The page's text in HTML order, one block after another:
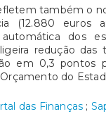
também o
(12.880 euros
automática dos
redução das
em 0,3 pontos
do
das Finanças ;